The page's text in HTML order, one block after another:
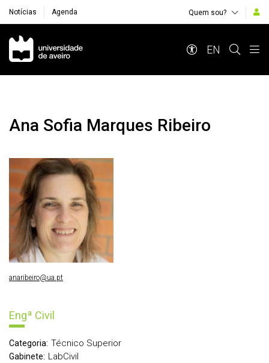
Notícias Agenda Quem sou?
Navegação Principal
EN
Ana Sofia Marques Ribeiro
Engª Civil
Categoria: Técnico Superior
Gabinete: LabCivil
anaribeiro@ua.pt